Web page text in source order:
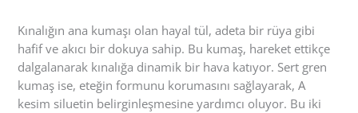
Kınalığın ana kumaşı olan hayal tül, adeta bir rüya gibi
hafif ve akıcı bir dokuya sahip. Bu kumaş, hareket ettikçe
dalgalanarak kınalığa dinamik bir hava katıyor. Sert gren
kumaş ise, eteğin formunu korumasını sağlayarak, A
kesim siluetin belirginleşmesine yardımcı oluyor. Bu iki